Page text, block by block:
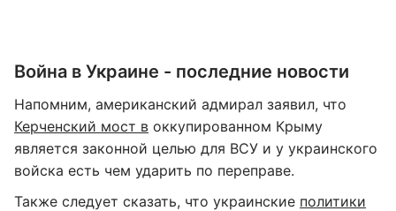
Война в Украине - последние новости
Напомним, американский адмирал заявил, что
Керченский мост в оккупированном Крыму
является законной целью для ВСУ и у украинского
войска есть чем ударить по переправе.
Также следует сказать, что украинские политики